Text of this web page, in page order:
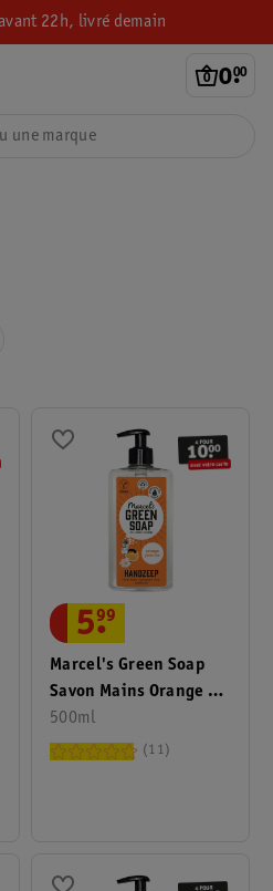
22h, livré demain
0.
00
Marcel's Green Soap
Savon Mains Orange &
Jasmine
500ml
5.
99
11